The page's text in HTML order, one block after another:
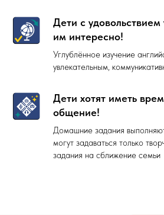
Дети с удовольствием
им интересно!
Углублённое изучение
увлекательным,
Дети хотят иметь
общение!
Домашние задания
могут задаваться только
задания на сближение семьи